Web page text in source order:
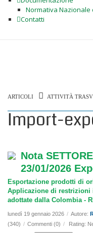
Normativa Nazionale
Contatti
ARTICOLI ATTIVITÀ
Import-
Nota
23/01/2026
Esportazione prodotti di
Applicazione di
adottate dalla Colombia -
lunedì 19 gennaio 2026 / Autore:
(340) / Commenti (0) / Rating: